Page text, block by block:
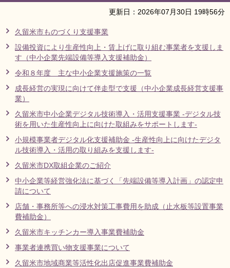
計画・政策
サイトマップ 組織から探す
リンク集
RSS プライバシーポリシー
サイトについて
閉じる
更新日： 2026年07 月30日 19時56分
久留米市ものづくり支援事業
設備投資により生産性向上・賃上げに取り組む事業者を支援しま
す（中小企業先端設備等導入支援補助金）
令和８年度 主な中小企業支援施策の一覧
成長経営の実現に向けて伴走型で支援（中小企業成長経営支援事
業）
久留米市中小企業デジタル技術導入・活用支援事業 -デジタル技
術を用いた生産性向上に向けた取組みをサポートします-
小規模事業者デジタル化支援補助金 -生産性向上に向けたデジタ
ル技術導入・活用の取り組みを支援します-
久留米市DX取組企業のご紹介
中小企業等経営強化法に基づく「先端設備等導入計画」の認定申
請について
店舗・事務所等への浸水対策工事費用を助成（止水板等設置事業
費補助金）
久留米市キッチンカー導入事業費補助金
事業者連携買い物支援事業について
久留米市地域商業等活性化出店促進事業費補助金